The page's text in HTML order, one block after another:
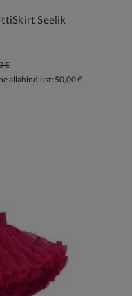
Seelik
€
allahindlust:50,00 €